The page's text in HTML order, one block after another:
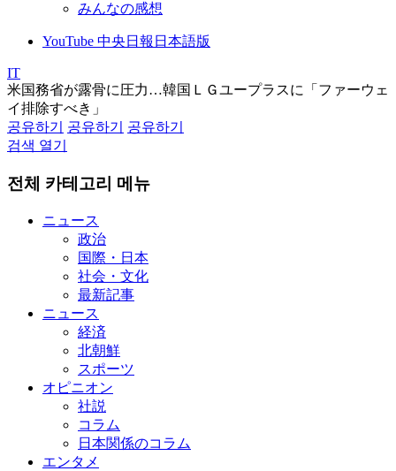
みんなの感想
YouTube 中央日報日本語版
IT
米国務省が露骨に圧力…韓国ＬＧユープラスに「ファーウェ
イ排除すべき」
공유하기
공유하기
공유하기
검색 열기
전체 카테고리 메뉴
ニュース
政治
国際・日本
社会・文化
最新記事
ニュース
経済
北朝鮮
スポーツ
オピニオン
社説
コラム
日本関係のコラム
エンタメ